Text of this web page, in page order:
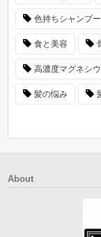
色持ちシャンプー
食と美容
高濃度マグネシ
髪の悩み
About